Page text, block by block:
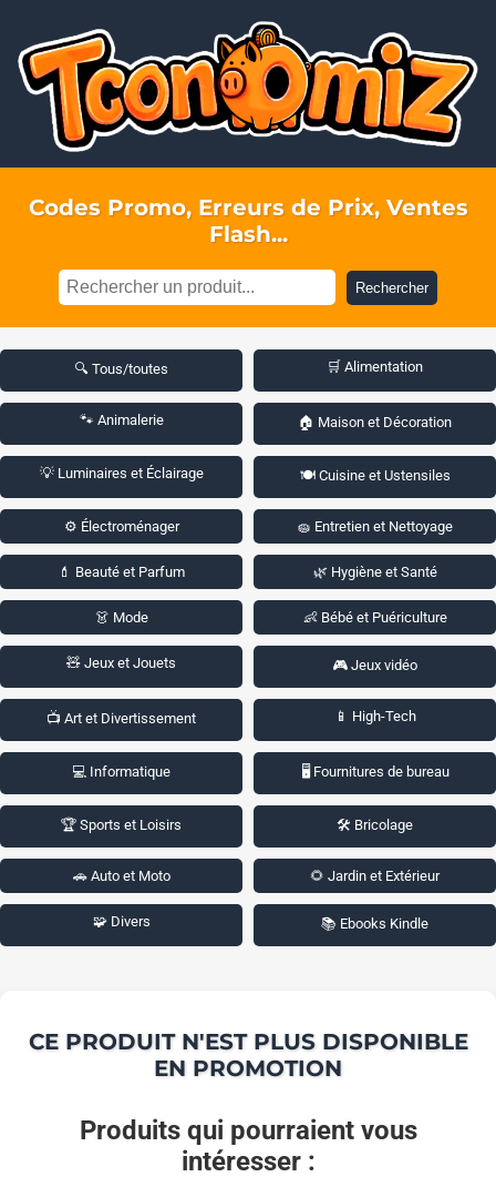
Codes Promo, Erreurs de Prix, Ventes
Flash...
Rechercher
🔍 Tous/toutes 🛒 Alimentation
🐾 Animalerie 🏠 Maison et Décoration
💡 Luminaires et Éclairage 🍽️ Cuisine et Ustensiles
⚙️ Électroménager 🧽 Entretien et Nettoyage
💄 Beauté et Parfum 🌿 Hygiène et Santé
👗 Mode 👶 Bébé et Puériculture
🧸 Jeux et Jouets 🎮 Jeux vidéo
📺 Art et Divertissement 📱 High-Tech
💻 Informatique 🖥️ Fournitures de bureau
🏆 Sports et Loisirs 🛠️ Bricolage
🚗 Auto et Moto 🌻 Jardin et Extérieur
🧩 Divers 📚 Ebooks Kindle
CE PRODUIT N'EST PLUS DISPONIBLE
EN PROMOTION
Produits qui pourraient vous
intéresser :